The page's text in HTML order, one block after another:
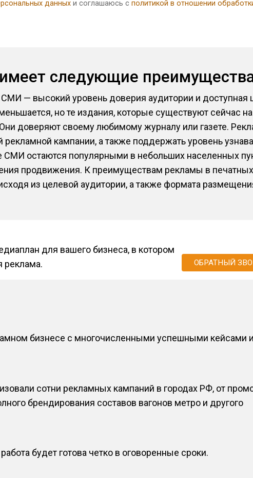
данных и соглашаюсь сполитикой в отношении
следующие
— высокий уровень доверия аудитории и доступная
но те издания, которые существуют сейчас
доверяют своему любимому журналу или газете.
кампании, а также поддержать уровень
СМИ остаются популярными в небольших населенных
продвижения. К преимуществам рекламы в
из целевой аудитории, а также формата
для вашего бизнеса, в котором
реклама.
ОБРАТНЫЙ
бизнесе с многочисленными успешными кейсами и
сотни рекламных кампаний в городах РФ, от
брендирования составов вагонов метро и другого
будет готова четко в оговоренные сроки.